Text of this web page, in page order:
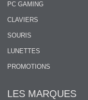
PC GAMING
CLAVIERS
SOURIS
LUNETTES
PROMOTIONS
LES MARQUES